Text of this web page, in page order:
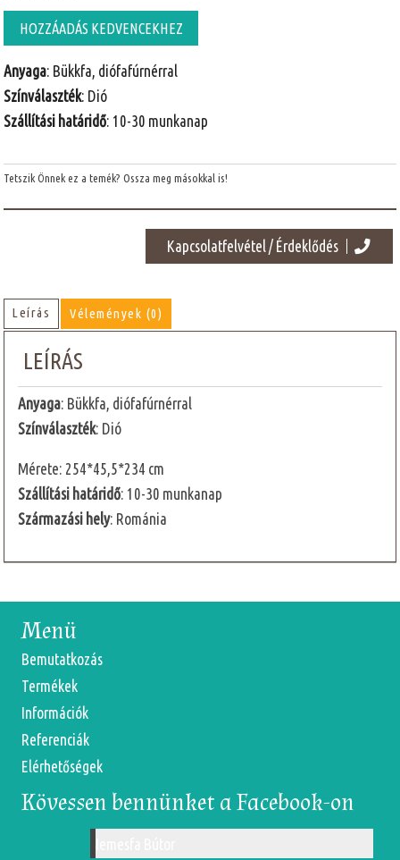
HOZZÁADÁS KEDVENCEKHEZ
Anyaga: Bükkfa, diófafúrnérral
Színválaszték: Dió
Szállítási határidő: 10-30 munkanap
Tetszik Önnek ez a temék? Ossza meg másokkal is!
Kapcsolatfelvétel / Érdeklődés
Leírás Vélemények (0)
LEÍRÁS
Anyaga: Bükkfa, diófafúrnérral
Színválaszték: Dió
Mérete: 254*45,5*234 cm
Szállítási határidő: 10-30 munkanap
Származási hely: Románia
Menü
Bemutatkozás
Termékek
Információk
Referenciák
Elérhetőségek
Kövessen bennünket a Facebook-on